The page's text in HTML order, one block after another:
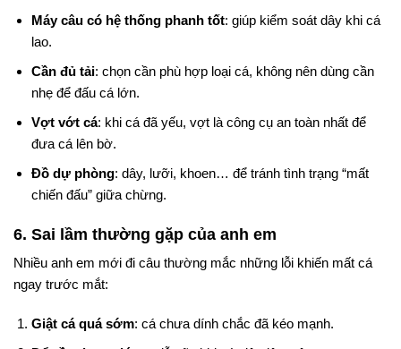
Máy câu có hệ thống phanh tốt: giúp kiểm soát dây khi cá
lao.
Cần đủ tải: chọn cần phù hợp loại cá, không nên dùng cần
nhẹ để đấu cá lớn.
Vợt vớt cá: khi cá đã yếu, vợt là công cụ an toàn nhất để
đưa cá lên bờ.
Đồ dự phòng: dây, lưỡi, khoen… để tránh tình trạng “mất
chiến đấu” giữa chừng.
6. Sai lầm thường gặp của anh em
Nhiều anh em mới đi câu thường mắc những lỗi khiến mất cá
ngay trước mắt:
Giật cá quá sớm: cá chưa dính chắc đã kéo mạnh.